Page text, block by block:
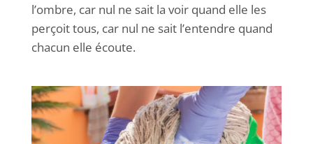
l’ombre, car nul ne sait la voir quand elle les
perçoit tous, car nul ne sait l’entendre quand
chacun elle écoute.